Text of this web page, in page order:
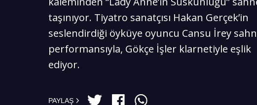
taşınıyor. Tiyatro sanatçısı Hakan Gerçek’in
seslendirdiği öyküye oyuncu Cansu İrey
performansıyla, Gökçe İşler klarnetiyle eşlik
ediyor.
PAYLAŞ